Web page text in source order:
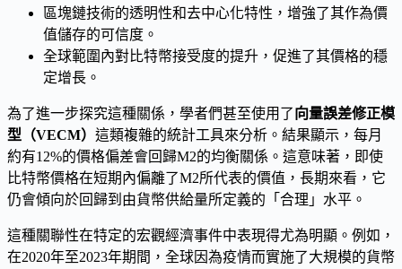
區塊鏈技術的透明性和去中心化特性，增強了其作為價
值儲存的可信度。
全球範圍內對比特幣接受度的提升，促進了其價格的穩
定增長。
為了進一步探究這種關係，學者們甚至使用了向量誤差修正模
型（VECM） 這類複雜的統計工具來分析。結果顯示，每月
約有12%的價格偏差會回歸M2的均衡關係。這意味著，即使
比特幣價格在短期內偏離了M2所代表的價值，長期來看，它
仍會傾向於回歸到由貨幣供給量所定義的「合理」水平。
這種關聯性在特定的宏觀經濟事件中表現得尤為明顯。例如，
在2020年至2023年期間，全球因為疫情而實施了大規模的貨幣